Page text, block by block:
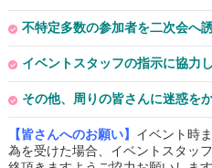
不特定多数の参加者を二次会へ
イベントスタッフの指示に協力
その他、周りの皆さんに迷惑を
【皆さんへのお願い】 イベント時
為を受けた場合、イベントスタッ